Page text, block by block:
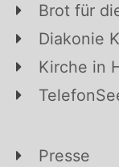
Brot für
Diakonie
Kirche in
Presse